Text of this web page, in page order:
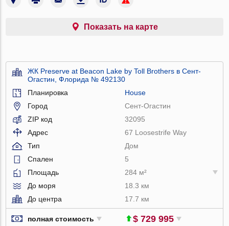
Показать на карте
ЖК Preserve at Beacon Lake by Toll Brothers в Сент-
Огастин, Флорида № 492130
Планировка
House
Город
Сент-Огастин
ZIP код
32095
Адрес
67 Loosestrife Way
Тип
Дом
Спален
5
Площадь
284 м²
До моря
18.3 км
До центра
17.7 км
полная стоимость $ 729 995